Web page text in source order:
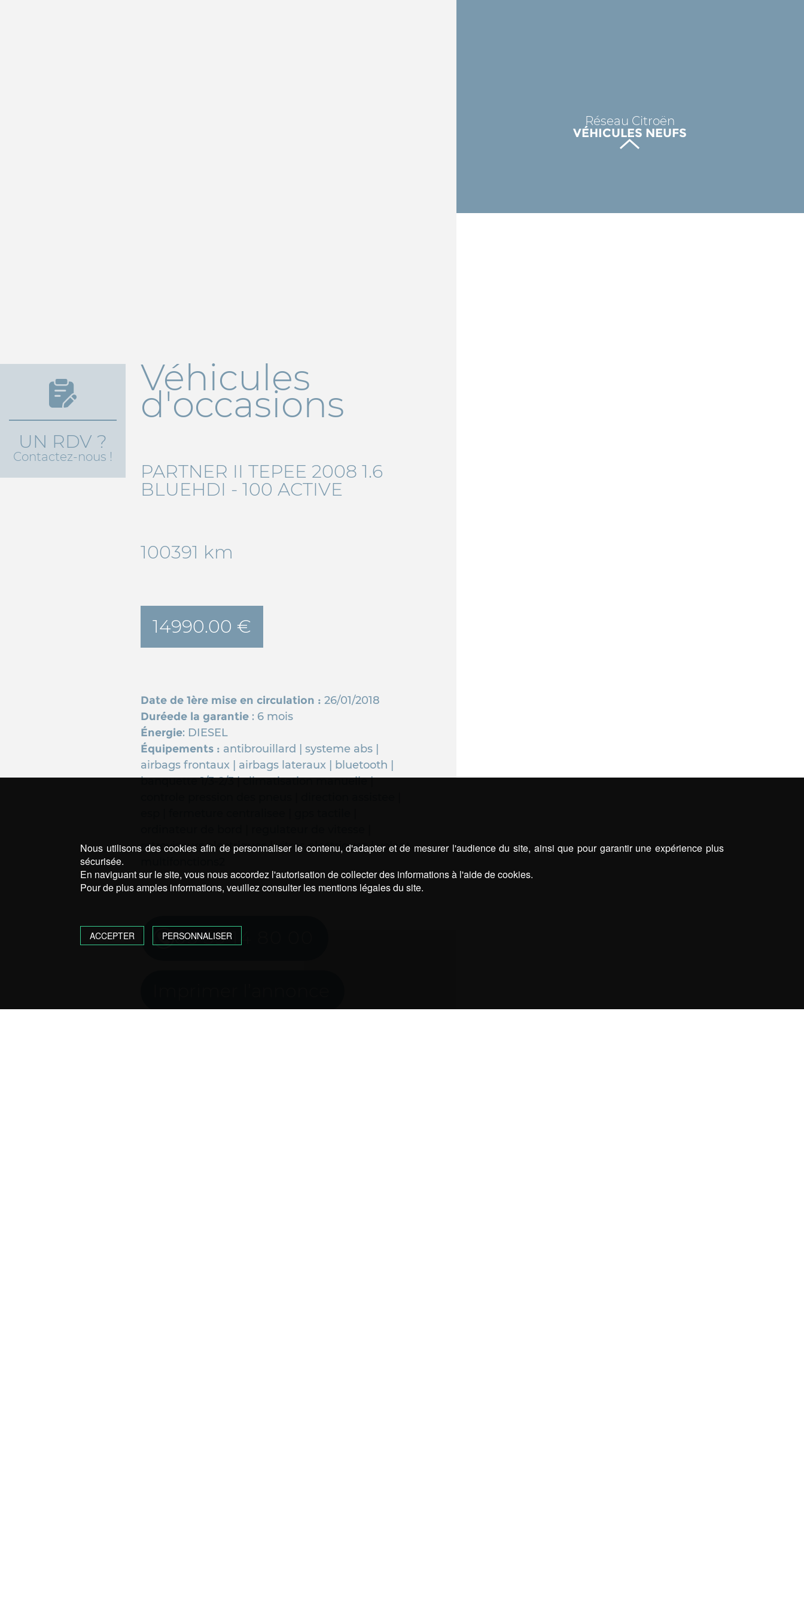
Véhicules
d'occasions
PARTNER II TEPEE 2008 1.6
BLUEHDI - 100 ACTIVE
100391 km
14990.00 €
Date de 1ère mise en circulation :26/01/2018
Duréede la garantie : 6 mois
Énergie: DIESEL
Équipements : antibrouillard | systeme abs |
airbags frontaux | airbags lateraux | bluetooth |
banquette 1/3-2/3 | climatisation manuelle |
retroviseurs electriques | vitres electriques | volant
05 59 14 80 00
UN RDV ?
Contactez-nous !
Réseau Citroën
VÉHICULES NEUFS
Nous utilisons des cookies afin de personnaliser le contenu, d'adapter et de mesurer l'audience du site, ainsi que pour garantir une expérience plus
sécurisée.
En naviguant sur le site, vous nous accordez l'autorisation de collecter des informations à l'aide de cookies.
Pour de plus amples informations, veuillez consulter les mentions légales du site.
ACCEPTER PERSONNALISER